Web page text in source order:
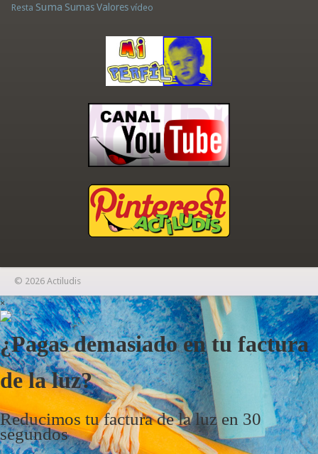
Resta Suma Sumas Valores vídeo
© 2026 Actiludis
×
¿Pagas demasiado en tu factura
de la luz?
Reducimos tu factura de la luz en 30
segundos